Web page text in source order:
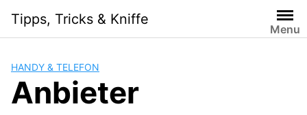
content
Tipps, Tricks & Kniffe
Menu
HANDY & TELEFON
Anbieter